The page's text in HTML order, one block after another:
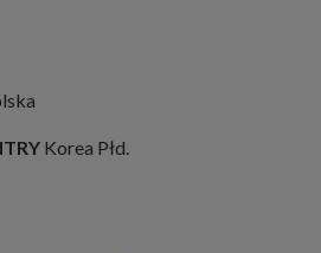
Korea Płd.